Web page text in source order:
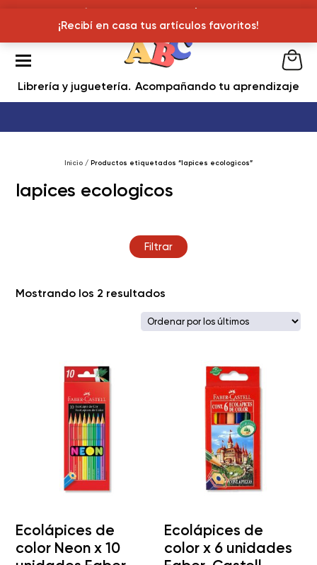
¡Recibí en casa tus articulos favoritos!
Librería y juguetería Acompañando tu aprendizaje
Inicio / Productos etiquetados “lapices ecologicos”
lapices ecologicos
Filtrar
Mostrando los 2 resultados
los
últimos
Ecolápices de
color Neon x 10
Ecolápices de
color x 6 unidades
¡Recibí en casa tus artículos favoritos!